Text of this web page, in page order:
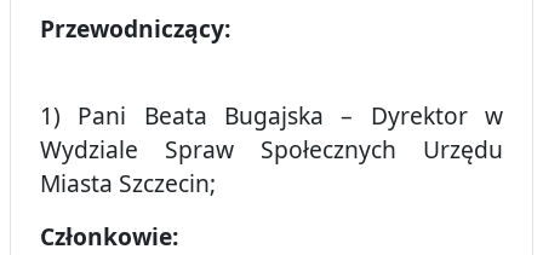
Przewodniczący:
1) Pani Beata Bugajska – Dyrektor w
Wydziale Spraw Społecznych Urzędu
Miasta Szczecin;
Członkowie: